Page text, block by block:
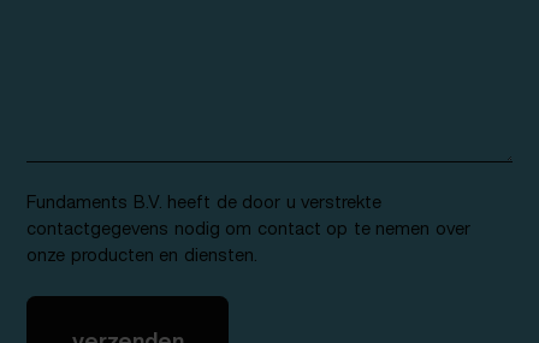
Fundaments B.V. heeft de door u verstrekte
contactgegevens nodig om contact op te nemen over
onze producten en diensten.